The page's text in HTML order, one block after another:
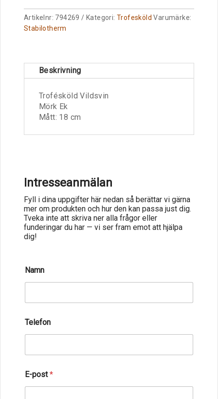
Artikelnr: 794269 Kategori:Trofesköld Varumärke:
Stabilotherm
Beskrivning
Trofésköld Vildsvin
Mörk Ek
Mått: 18 cm
Intresseanmälan
Fyll i dina uppgifter här nedan så berättar vi gärna
mer om produkten och hur den kan passa just dig.
Tveka inte att skriva ner alla frågor eller
funderingar du har — vi ser fram emot att hjälpa
dig!
Namn
Telefon
E-post*